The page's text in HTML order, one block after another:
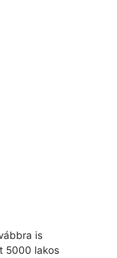
is
5000 lakos